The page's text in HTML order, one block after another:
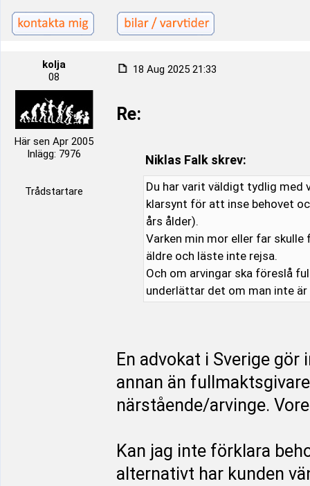
kolja
08
Här sen Apr 2005
Inlägg: 7976
Trådstartare
18 Aug 2025 21:33
Re:
Niklas Falk skrev:
Du har varit väldigt tydlig med
klarsynt för att inse behovet
års ålder).
Varken min mor eller far
äldre och läste inte rejsa.
Och om arvingar ska föreslå
underlättar det om man inte är
En advokat i Sverige
annan än
närstående/arvinge.
Kan jag inte förklara
alternativt har kunden